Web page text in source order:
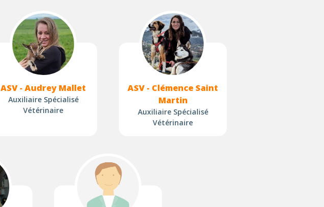
ASV - Audrey Mallet
Auxiliaire Spécialisé
Vétérinaire
ASV - Clémence Saint
Martin
Auxiliaire Spécialisé
Vétérinaire